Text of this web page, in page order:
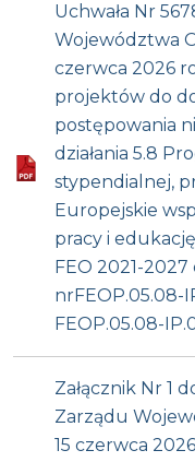
Uchwała Nr
Województwa
czerwca 2026
projektów do
postępowania
działania 5.8
stypendialnej,
Europejskie
pracy i
FEO 2021-
nrFEOP.05.08-
FEOP.05.08-
Załącznik Nr 1
Zarządu
15 czerwca